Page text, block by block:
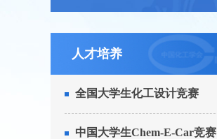
人才培养
全国大学生化工设计竞赛
中国大学生Chem-E-Car竞赛